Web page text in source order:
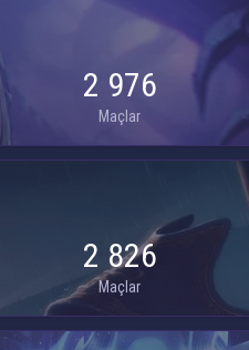
2 976
Maçlar
2 826
Maçlar